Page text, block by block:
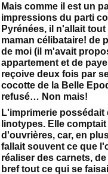
Mais comme il est un
impressions du parti
Pyrénées, il n'allait
maman célibataire! de
de moi (il m'avait
appartement et de
reçoive deux fois par
cocotte de la Belle
refusé… Non mais!
L'imprimerie
linotypes. Elle
d'ouvrières, car, en
fallait souvent ce que
réaliser des carnets,
bref tout ce qui se